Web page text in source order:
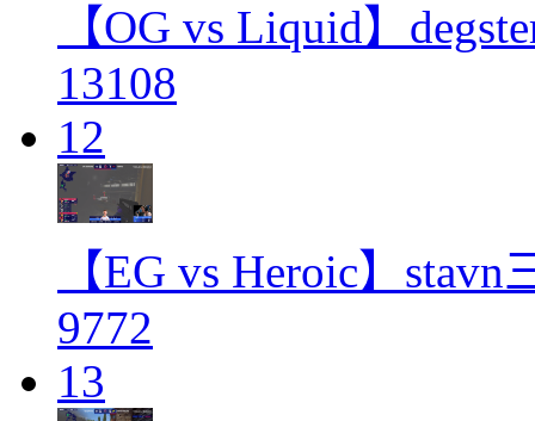
【OG vs Liquid】
13108
12
【EG vs Heroic】
9772
13